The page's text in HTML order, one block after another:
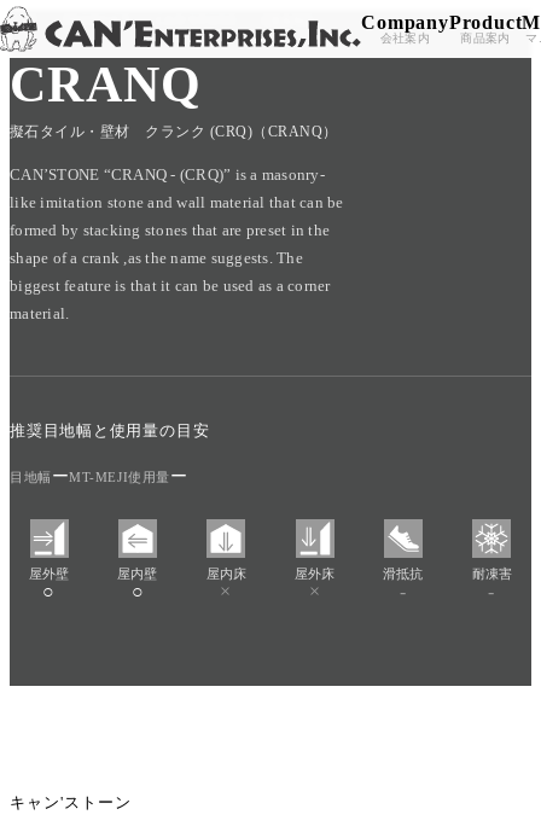
Skip to content Company
会社案内
Product
商品案内 マ
TOP / PRODUCT / CRANQ
CRANQ
擬石タイル・壁材 クランク (CRQ)（CRANQ）
CAN’STONE “CRANQ - (CRQ)” is a masonry-
like imitation stone and wall material that can be
formed by stacking stones that are preset in the
shape of a crank ,as the name suggests. The
biggest feature is that it can be used as a corner
material.
推奨目地幅と使用量の目安
目地幅 ーMT-MEJI使用量ー
屋外壁
○
屋内壁
○
屋内床
×
屋外床
×
滑抵抗
-
耐凍害
-
キャン'ストーン